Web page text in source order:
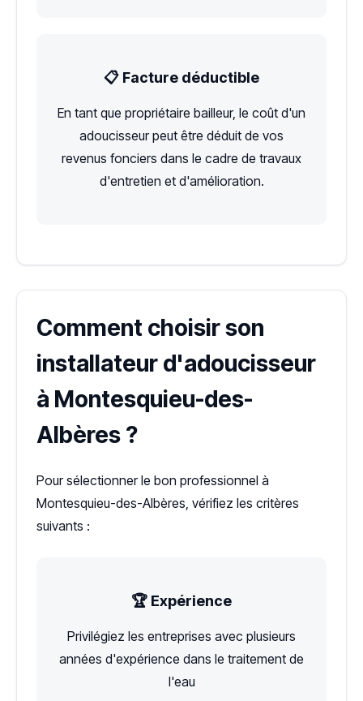
📋 Facture déductible
En tant que propriétaire bailleur, le coût d'un
adoucisseur peut être déduit de vos
revenus fonciers dans le cadre de travaux
d'entretien et d'amélioration.
Comment choisir son
installateur d'adoucisseur
à Montesquieu-des-
Albères ?
Pour sélectionner le bon professionnel à
Montesquieu-des-Albères, vérifiez les critères
suivants :
🏆 Expérience
Privilégiez les entreprises avec plusieurs
années d'expérience dans le traitement de
l'eau